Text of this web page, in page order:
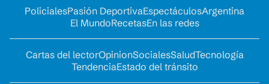
PolicialesPasión DeportivaEspectáculosArgentina
El MundoRecetasEn las redes
Cartas del lectorOpinionSocialesSaludTecnología
TendenciaEstado del tránsito